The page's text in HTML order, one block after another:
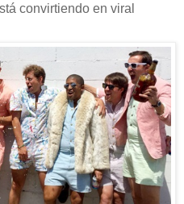
convirtiendo en viral